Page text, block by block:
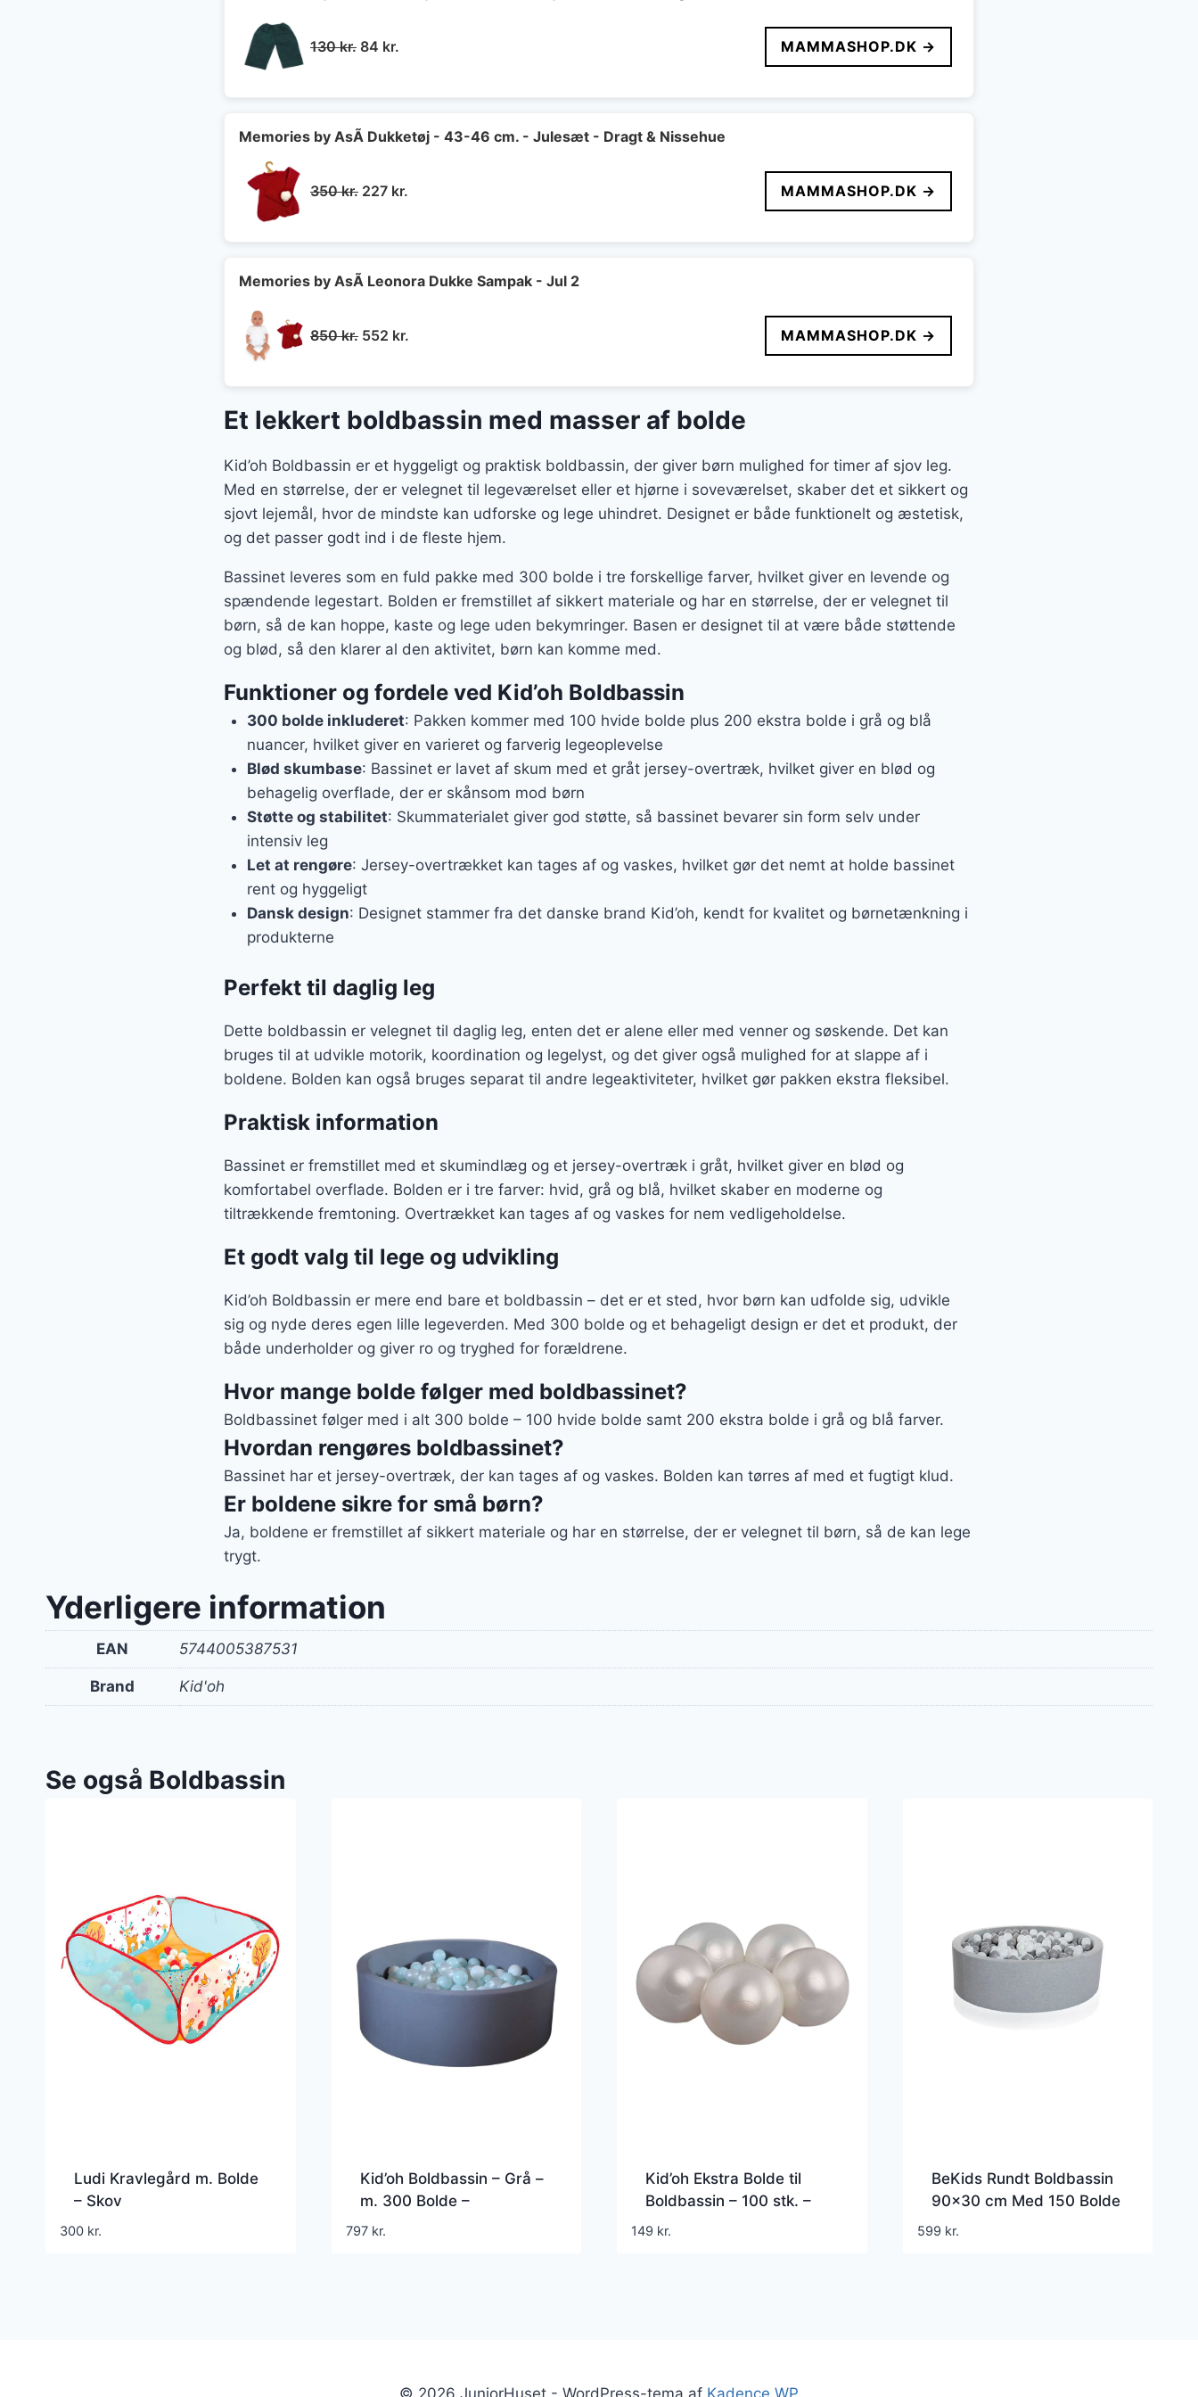
130kr. Den
130 kr..
84 kr.
84 kr..
MAMMASHOP.DK →
Memories by AsÃ­ Dukketøj - 43-46 cm. - Julesæt - Dragt & Nissehue
350kr. Den
350 kr..
227 kr.
227 kr..
MAMMASHOP.DK →
Memories by AsÃ­ Leonora Dukke Sampak - Jul 2
850kr. Den
850 kr..
552 kr.
552 kr..
MAMMASHOP.DK →
Et lekkert boldbassin med masser af bolde
Kid’oh Boldbassin er et hyggeligt og praktisk boldbassin, der giver børn mulighed for timer af sjov leg.
Med en størrelse, der er velegnet til legeværelset eller et hjørne i soveværelset, skaber det et sikkert og
sjovt lejemål, hvor de mindste kan udforske og lege uhindret. Designet er både funktionelt og æstetisk,
og det passer godt ind i de fleste hjem.
Bassinet leveres som en fuld pakke med 300 bolde i tre forskellige farver, hvilket giver en levende og
spændende legestart. Bolden er fremstillet af sikkert materiale og har en størrelse, der er velegnet til
børn, så de kan hoppe, kaste og lege uden bekymringer. Basen er designet til at være både støttende
og blød, så den klarer al den aktivitet, børn kan komme med.
Funktioner og fordele ved Kid’oh Boldbassin
300 bolde inkluderet: Pakken kommer med 100 hvide bolde plus 200 ekstra bolde i grå og blå
nuancer, hvilket giver en varieret og farverig legeoplevelse
Blød skumbase: Bassinet er lavet af skum med et gråt jersey-overtræk, hvilket giver en blød og
behagelig overflade, der er skånsom mod børn
Støtte og stabilitet: Skummaterialet giver god støtte, så bassinet bevarer sin form selv under
intensiv leg
Let at rengøre: Jersey-overtrækket kan tages af og vaskes, hvilket gør det nemt at holde bassinet
rent og hyggeligt
Dansk design: Designet stammer fra det danske brand Kid’oh, kendt for kvalitet og børnetænkning i
produkterne
Perfekt til daglig leg
Dette boldbassin er velegnet til daglig leg, enten det er alene eller med venner og søskende. Det kan
bruges til at udvikle motorik, koordination og legelyst, og det giver også mulighed for at slappe af i
boldene. Bolden kan også bruges separat til andre legeaktiviteter, hvilket gør pakken ekstra fleksibel.
Praktisk information
Bassinet er fremstillet med et skumindlæg og et jersey-overtræk i gråt, hvilket giver en blød og
komfortabel overflade. Bolden er i tre farver: hvid, grå og blå, hvilket skaber en moderne og
tiltrækkende fremtoning. Overtrækket kan tages af og vaskes for nem vedligeholdelse.
Et godt valg til lege og udvikling
Kid’oh Boldbassin er mere end bare et boldbassin – det er et sted, hvor børn kan udfolde sig, udvikle
sig og nyde deres egen lille legeverden. Med 300 bolde og et behageligt design er det et produkt, der
både underholder og giver ro og tryghed for forældrene.
Hvor mange bolde følger med boldbassinet?
Boldbassinet følger med i alt 300 bolde – 100 hvide bolde samt 200 ekstra bolde i grå og blå farver.
Hvordan rengøres boldbassinet?
Bassinet har et jersey-overtræk, der kan tages af og vaskes. Bolden kan tørres af med et fugtigt klud.
Er boldene sikre for små børn?
Ja, boldene er fremstillet af sikkert materiale og har en størrelse, der er velegnet til børn, så de kan lege
trygt.
Yderligere information
EAN 5744005387531
Brand Kid'oh
Se også Boldbassin
Ludi Kravlegård m. Bolde
– Skov
300 kr.
Kid’oh Boldbassin – Grå –
m. 300 Bolde –
White/Pearl/Mint Pearl
797 kr.
Kid’oh Ekstra Bolde til
Boldbassin – 100 stk. –
Pearl
149 kr.
BeKids Rundt Boldbassin
90×30 cm Med 150 Bolde
– Lysegrå
599 kr.
© 2026 JuniorHuset - WordPress-tema af Kadence WP